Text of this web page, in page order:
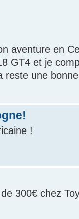
aventure en
GT4 et je
reste une
!
300€ chez